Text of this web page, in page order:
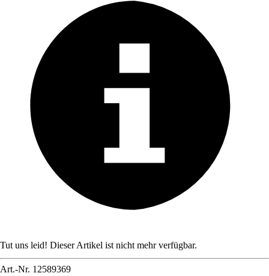
Tut uns leid! Dieser Artikel ist nicht mehr verfügbar.
Art.-Nr. 12589369